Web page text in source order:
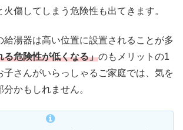
火傷してしまう危険性も出てきます。
給湯器は高い位置に設置されることが多
る危険性が低くなる」のもメリットの1
子さんがいらっしゃるご家庭では、気を
かもしれません。